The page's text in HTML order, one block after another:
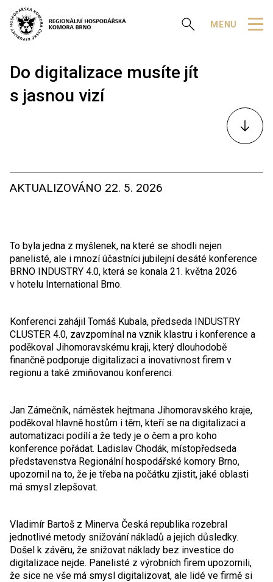
Zobrazit vyhledávání
MENU
Do digitalizace musíte jít
s jasnou vizí
K
obsahu
AKTUALIZOVÁNO 22. 5. 2026
To byla jedna z myšlenek, na které se shodli nejen
panelisté, ale i mnozí účastníci jubilejní desáté konference
BRNO INDUSTRY 4.0, která se konala 21. května 2026
v hotelu International Brno.
Konferenci zahájil Tomáš Kubala, předseda INDUSTRY
CLUSTER 4.0, zavzpomínal na vznik klastru i konference a
poděkoval Jihomoravskému kraji, který dlouhodobě
finančně podporuje digitalizaci a inovativnost firem v
regionu a také zmiňovanou konferenci.
Jan Zámečník, náměstek hejtmana Jihomoravského kraje,
poděkoval hlavně hostům i těm, kteří se na digitalizaci a
automatizaci podílí a že tedy je o čem a pro koho
konference pořádat. Ladislav Chodák, místopředseda
představenstva Regionální hospodářské komory Brno,
upozornil na to, že je třeba na počátku zjistit, jaké oblasti
má smysl zlepšovat.
Vladimír Bartoš z Minerva Česká republika rozebral
jednotlivé metody snižování nákladů a jejich důsledky.
Došel k závěru, že snižovat náklady bez investice do
digitalizace nejde. Panelisté z výrobních firem upozornili,
že sice ne vše má smysl digitalizovat, ale lidé ve firmě si